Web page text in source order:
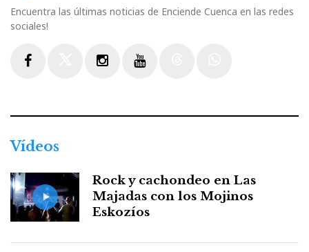
Encuentra las últimas noticias de Enciende Cuenca en las redes
sociales!
Vídeos
Rock y cachondeo en Las
Majadas con los Mojinos
Eskozíos